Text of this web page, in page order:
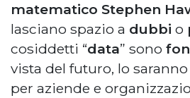
matematico Stephen
lasciano spazio a dubbi o
cosiddetti “data” sono
vista del futuro, lo
per aziende e